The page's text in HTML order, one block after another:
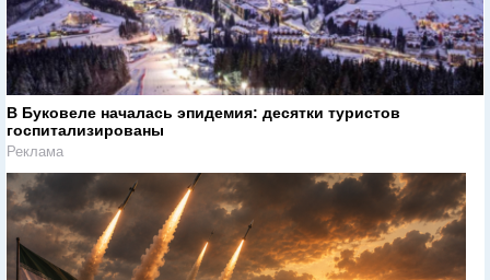
В Буковеле началась эпидемия: десятки туристов
госпитализированы
Реклама